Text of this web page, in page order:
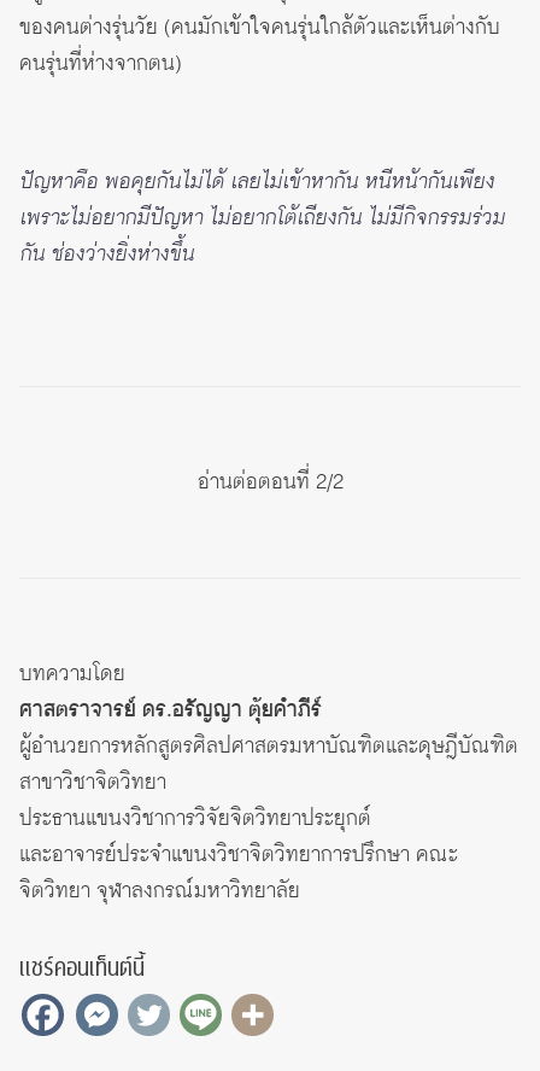
ของคนต่างรุ่นวัย (คนมักเข้าใจคนรุ่นใกล้ตัวและเห็นต่างกับ
คนรุ่นที่ห่างจากตน)
ปัญหาคือ พอคุยกันไม่ได้ เลยไม่เข้าหากัน หนีหน้ากันเพียง
เพราะไม่อยากมีปัญหา ไม่อยากโต้เถียงกัน ไม่มีกิจกรรมร่วม
กัน ช่องว่างยิ่งห่างขึ้น
อ่านต่อตอนที่ 2/2
บทความโดย
ศาสตราจารย์ ดร.อรัญญา ตุ้ยคำภีร์
ผู้อำนวยการหลักสูตรศิลปศาสตรมหาบัณฑิตและดุษฎีบัณฑิต
สาขาวิชาจิตวิทยา
ประธานแขนงวิชาการวิจัยจิตวิทยาประยุกต์
และอาจารย์ประจำแขนงวิชาจิตวิทยาการปรึกษา คณะ
จิตวิทยา จุฬาลงกรณ์มหาวิทยาลัย
แชร์คอนเท็นต์นี้